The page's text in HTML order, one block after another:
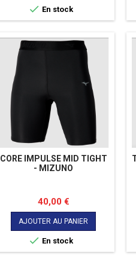
 En stock
CORE IMPULSE MID TIGHT
- MIZUNO
Prix
40,00 €
AJOUTER AU PANIER
 En stock